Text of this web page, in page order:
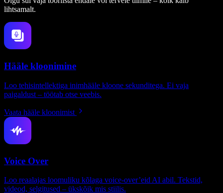
lihtsamalt.
Hääle kloonimine
Loo tehisintellektiga inimhääle kloone sekunditega. Ei vaja
paigaldust – töötab otse veebis.
Vaata hääle kloonimist
Voice Over
Loo reaalajas loomuliku kõlaga voice-over’eid AI abil. Tekstid,
videod, selgitused – ükskõik mis stiilis.